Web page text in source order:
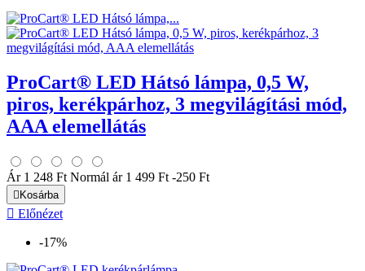
ProCart® LED Hátsó lámpa, 0,5 W,
piros, kerékpárhoz, 3 megvilágítási mód,
AAA elemellátás
Ár 1 248 Ft Normál ár 1 499 Ft -250 Ft
 Kosárba
 Előnézet
-17%